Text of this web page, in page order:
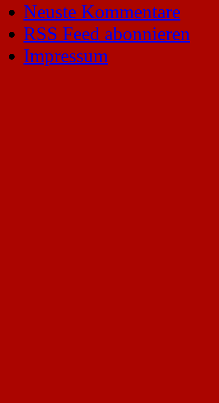
Neuste Kommentare
RSS Feed abonnieren
Impressum